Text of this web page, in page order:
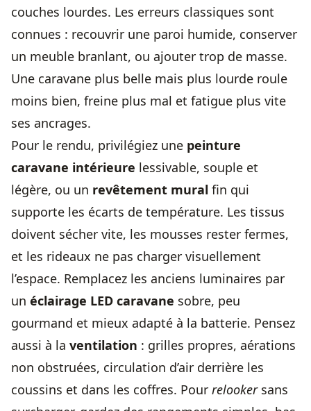
couches lourdes. Les erreurs classiques sont
connues : recouvrir une paroi humide, conserver
un meuble branlant, ou ajouter trop de masse.
Une caravane plus belle mais plus lourde roule
moins bien, freine plus mal et fatigue plus vite
ses ancrages.
Pour le rendu, privilégiez une peinture
caravane intérieure lessivable, souple et
légère, ou un revêtement mural fin qui
supporte les écarts de température. Les tissus
doivent sécher vite, les mousses rester fermes,
et les rideaux ne pas charger visuellement
l’espace. Remplacez les anciens luminaires par
un éclairage LED caravane sobre, peu
gourmand et mieux adapté à la batterie. Pensez
aussi à la ventilation : grilles propres, aérations
non obstruées, circulation d’air derrière les
coussins et dans les coffres. Pour relookersans